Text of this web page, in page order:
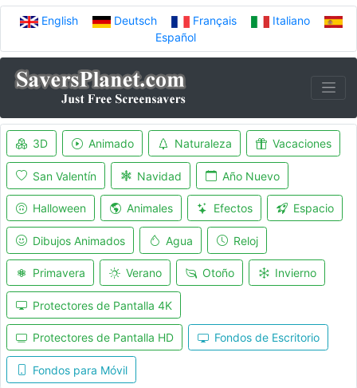
English Deutsch Français
Italiano
Español
3D Animado Naturaleza Vacaciones
San Valentín Navidad Año Nuevo
Halloween Animales Efectos Espacio
Dibujos Animados Agua Reloj
Primavera Verano Otoño Invierno
Protectores de Pantalla 4K
Protectores de Pantalla HD Fondos de Escritorio
Fondos para Móvil